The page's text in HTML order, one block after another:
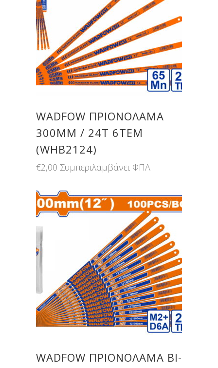
WADFOW ΠΡΙΟΝΟΛΑΜΑ
300MM / 24T 6TEM
(WHB2124)
€2,00 Συμπεριλαμβάνει ΦΠΑ
WADFOW ΠΡΙΟΝΟΛΑΜΑ BI-